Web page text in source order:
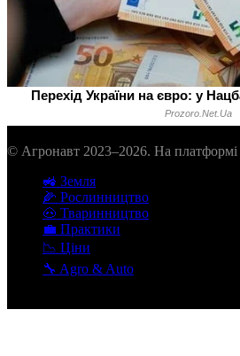
© Агронавт 2023–2026. На платформі
🚜 Земля
🌽 Рослинництво
🐽 Тваринництво
💼 Практики
📉 Ціни
🔧 Agro & Auto